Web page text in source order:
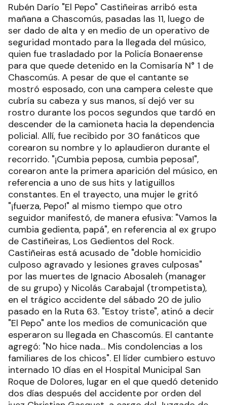
Rubén Darío "El Pepo" Castiñeiras arribó esta
mañana a Chascomús, pasadas las 11, luego de
ser dado de alta y en medio de un operativo de
seguridad montado para la llegada del músico,
quien fue trasladado por la Policía Bonaerense
para que quede detenido en la Comisaría N° 1 de
Chascomús. A pesar de que el cantante se
mostró esposado, con una campera celeste que
cubría su cabeza y sus manos, sí dejó ver su
rostro durante los pocos segundos que tardó en
descender de la camioneta hacia la dependencia
policial. Allí, fue recibido por 30 fanáticos que
corearon su nombre y lo aplaudieron durante el
recorrido. "¡Cumbia peposa, cumbia peposa!",
corearon ante la primera aparición del músico, en
referencia a uno de sus hits y latiguillos
constantes. En el trayecto, una mujer le gritó
"¡fuerza, Pepo!" al mismo tiempo que otro
seguidor manifestó, de manera efusiva: "Vamos la
cumbia gedienta, papá", en referencia al ex grupo
de Castiñeiras, Los Gedientos del Rock.
Castiñeiras está acusado de "doble homicidio
culposo agravado y lesiones graves culposas"
por las muertes de Ignacio Abosaleh (manager
de su grupo) y Nicolás Carabajal (trompetista),
en el trágico accidente del sábado 20 de julio
pasado en la Ruta 63. "Estoy triste", atinó a decir
"El Pepo" ante los medios de comunicación que
esperaron su llegada en Chascomús. El cantante
agregó: "No hice nada… Mis condolencias a los
familiares de los chicos". El líder cumbiero estuvo
internado 10 días en el Hospital Municipal San
Roque de Dolores, lugar en el que quedó detenido
dos días después del accidente por orden del